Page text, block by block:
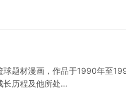
题材漫画，作品于1990年至
长历程及他所处…